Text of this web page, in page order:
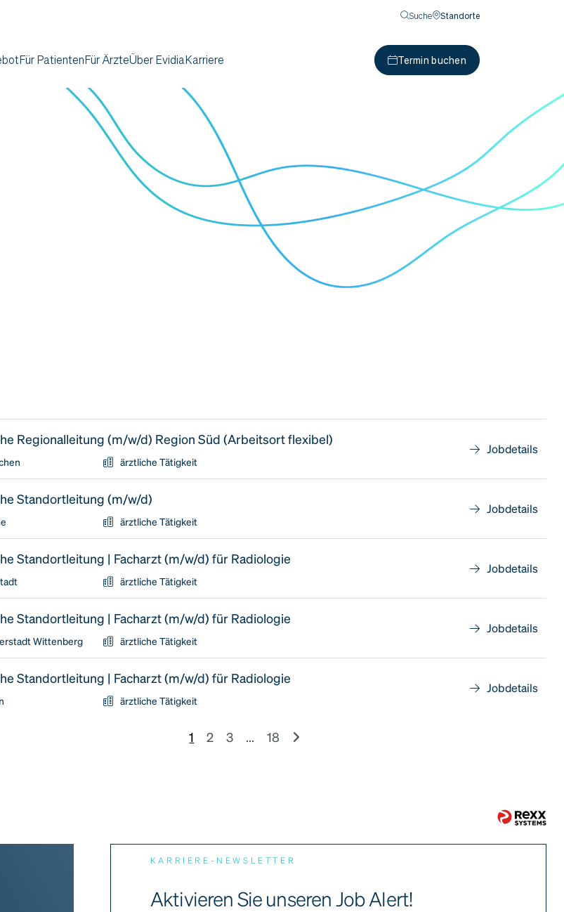
Suche Standorte
Für PatientenFür ÄrzteÜber EvidiaKarriere Termin buchen
Regionalleitung (m/w/d) Region Süd (Arbeitsort flexibel)
ärztliche Tätigkeit
Jobdetails
Standortleitung (m/w/d)
ärztliche Tätigkeit
Jobdetails
Standortleitung | Facharzt (m/w/d) für Radiologie
ärztliche Tätigkeit
Jobdetails
Standortleitung | Facharzt (m/w/d) für Radiologie
Wittenberg ärztliche Tätigkeit
Jobdetails
Standortleitung | Facharzt (m/w/d) für Radiologie
ärztliche Tätigkeit
Jobdetails
1 2 3 ... 18
KARRIERE-NEWSLETTER
Aktivieren Sie unseren Job Alert!